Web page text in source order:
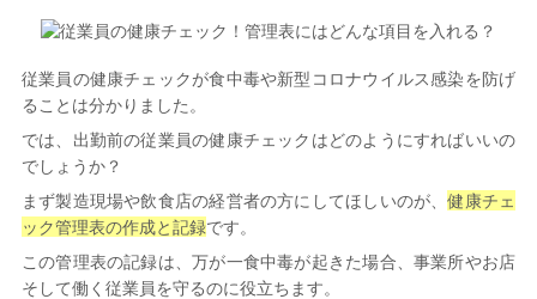
従業員の健康チェックが食中毒や新型コロナウイルス感染を防げ
ることは分かりました。
では、出勤前の従業員の健康チェックはどのようにすればいいの
でしょうか？
まず製造現場や飲食店の経営者の方にしてほしいのが、健康チェ
ック管理表の作成と記録です。
この管理表の記録は、万が一食中毒が起きた場合、事業所やお店
そして働く従業員を守るのに役立ちます。